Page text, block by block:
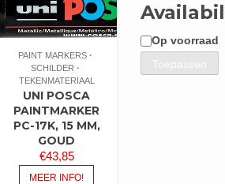
PAINT MARKERS
SCHILDER
TEKENMATERIAAL
UNI POSCA
PAINTMARKER
PC-17K, 15 MM,
GOUD
€43,85
MEER INFO!
Op voorraad
Toepassen